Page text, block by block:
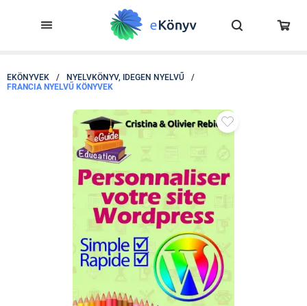
EKÖNYVEK / NYELVKÖNYV, IDEGEN NYELVŰ
/
FRANCIA NYELVŰ KÖNYVEK